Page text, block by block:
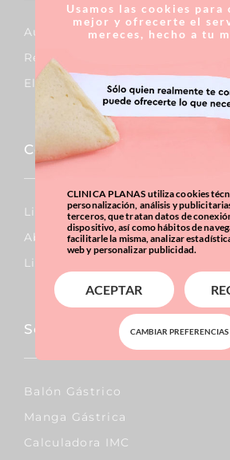
Aumento De Pecho
Reducción De Pecho
Elevación De Pecho
Corporal
Lipo Vaser
Abdominoplastia
Liposucción
Sobrepeso & Obesidad
Balón Gástrico
Manga Gástrica
Calculadora IMC
Usamos las cookies para
mejor y ofrecerte el
mereces, hecho a tu
CLINICA PLANAS utiliza cookies
personalización, análisis y
terceros, que tratan datos de
dispositivo, así como hábitos de
facilitarle la misma, analizar
web y personalizar publicidad.
ACEPTAR
CAMBIAR PREFERENCIAS